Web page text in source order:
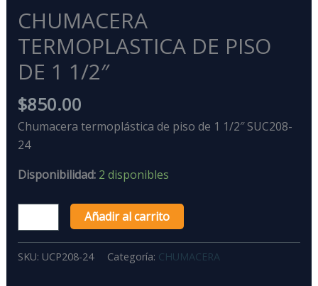
CHUMACERA
TERMOPLASTICA DE PISO
DE 1 1/2″
$850.00
Chumacera termoplástica de piso de 1 1/2″ SUC208-
24
Disponibilidad: 2 disponibles
Añadir al carrito
SKU: UCP208-24 Categoría: CHUMACERA